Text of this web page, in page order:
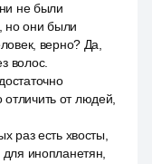
не были
но они были
верно? Да,
волос.
от людей,
раз есть хвосты,
инопланетян,